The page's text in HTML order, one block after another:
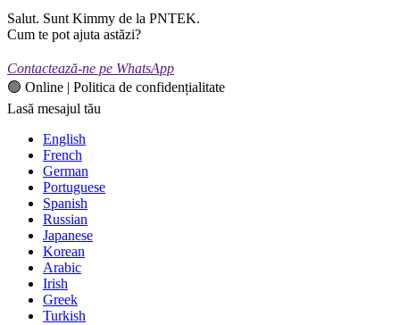
Salut. Sunt Kimmy de la PNTEK.
Cum te pot ajuta astăzi?
Contactează-ne pe WhatsApp
🟢 Online | Politica de confidențialitate
Lasă mesajul tău
English
French
German
Portuguese
Spanish
Russian
Japanese
Korean
Arabic
Irish
Greek
Turkish